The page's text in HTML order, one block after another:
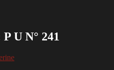
U N° 241